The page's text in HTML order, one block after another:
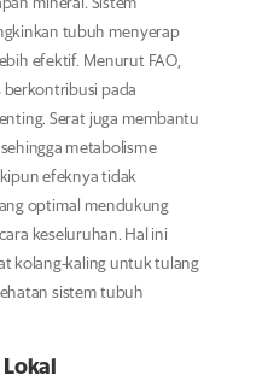
mineral. Sistem
tubuh menyerap
efektif. Menurut FAO,
berkontribusi pada
Serat juga membantu
metabolisme
efeknya tidak
optimal mendukung
keseluruhan. Hal ini
kolang-kaling untuk tulang
sistem tubuh